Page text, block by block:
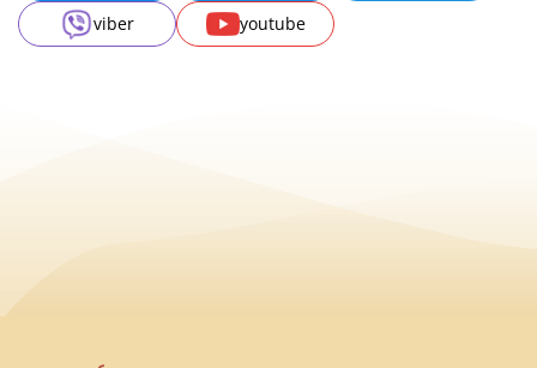
viber
youtube